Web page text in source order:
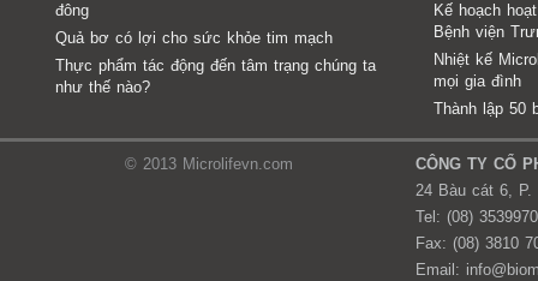
đông
Quả bơ có lợi cho sức khỏe tim mạch
Thực phẩm tác động đến tâm trạng chúng ta
như thế nào?
Kế hoạch
Bệnh viện
Nhiệt kế
mọi gia đình
Thành lập 50
© 2013 Microlifevn.com
CÔNG TY CỔ
24 Bàu cát 6,
Tel: (08)
Fax: (08) 3810
Email: